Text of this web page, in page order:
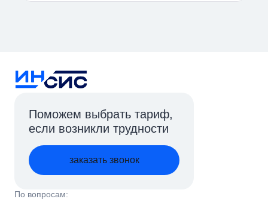
Поможем выбрать тариф,
если возникли трудности
заказать звонок
По вопросам: